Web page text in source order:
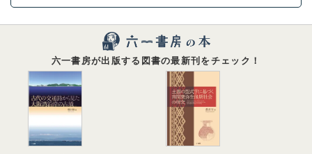
六一書房が出版する図書の最新刊をチェック！